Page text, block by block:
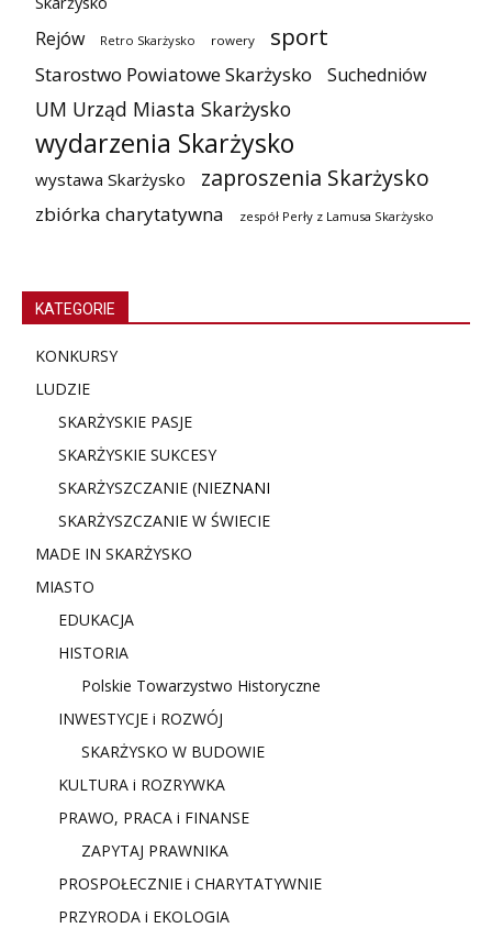
Rejów Retro Skarżysko rowery sport
Starostwo Powiatowe Skarżysko Suchedniów
UM Urząd Miasta Skarżysko
wydarzenia Skarżysko
wystawa Skarżysko zaproszenia Skarżysko
zbiórka charytatywna zespół Perły z Lamusa Skarżysko
KATEGORIE
KONKURSY
LUDZIE
SKARŻYSKIE PASJE
SKARŻYSKIE SUKCESY
SKARŻYSZCZANIE (NIEZNANI
SKARŻYSZCZANIE W ŚWIECIE
MADE IN SKARŻYSKO
MIASTO
EDUKACJA
HISTORIA
Polskie Towarzystwo Historyczne
INWESTYCJE i ROZWÓJ
SKARŻYSKO W BUDOWIE
KULTURA i ROZRYWKA
PRAWO, PRACA i FINANSE
ZAPYTAJ PRAWNIKA
PROSPOŁECZNIE i CHARYTATYWNIE
PRZYRODA i EKOLOGIA